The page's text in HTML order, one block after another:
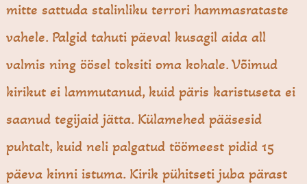
mitte sattuda stalinliku terrori hammasrataste
vahele. Palgid tahuti päeval kusagil aida all
valmis ning öösel toksiti oma kohale. Võimud
kirikut ei lammutanud, kuid päris karistuseta ei
saanud tegijaid jätta. Külamehed pääsesid
puhtalt, kuid neli palgatud töömeest pidid 15
päeva kinni istuma. Kirik pühitseti juba pärast